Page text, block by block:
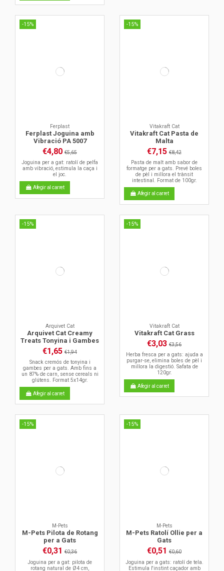
-15%
Ferplast
Ferplast Joguina amb
Vibració PA 5007
€4,80 €5,65
Joguina per a gat: ratolí de pelfa
amb vibració, estimula la caça i
el joc.
Afegir al carret
-15%
Vitakraft Cat
Vitakraft Cat Pasta de
Malta
€7,15 €8,42
Pasta de malt amb sabor de
formatge per a gats. Prevé boles
de pèl i millora el trànsit
intestinal. Format de 100gr.
Afegir al carret
-15%
Arquivet Cat
Arquivet Cat Creamy
Treats Tonyina i Gambes
€1,65 €1,94
Snack cremós de tonyina i
gambes per a gats. Amb fins a
un 87% de carn, sense cereals ni
glútens. Format 5x14gr.
Afegir al carret
-15%
Vitakraft Cat
Vitakraft Cat Grass
€3,03 €3,56
Herba fresca per a gats: ajuda a
purgar-se, elimina boles de pèl i
millora la digestió. Safata de
120gr.
Afegir al carret
-15%
M-Pets
M-Pets Pilota de Rotang
per a Gats
€0,31 €0,36
Joguina per a gat: pilota de
rotang natural de Ø4 cm,
-15%
M-Pets
M-Pets Ratolí Ollie per a
Gats
€0,51 €0,60
Joguina per a gats: ratolí de tela.
Estimula l'instint caçador amb